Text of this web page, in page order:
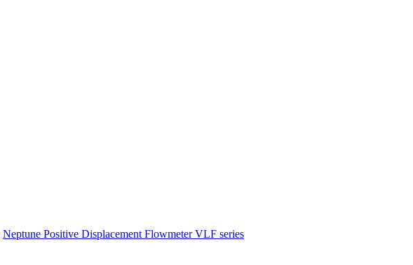
Neptune Positive Displacement Flowmeter VLF series